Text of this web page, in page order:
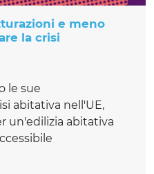
e meno
la crisi
le sue
abitativa nell'UE,
un'edilizia abitativa